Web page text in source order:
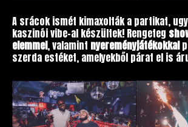
A srácok ismét kimaxolták a partikat,
kaszinói vibe-al készültek! Rengeteg
elemmel, valamint nyereményjátékokkal
szerda estéket, amelyekből párat el is